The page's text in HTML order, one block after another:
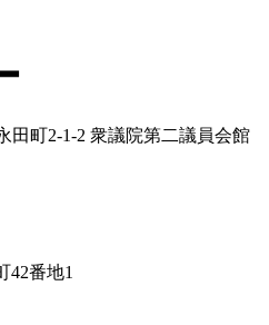
田町2-1-2 衆議院第二議員会館
42番地1